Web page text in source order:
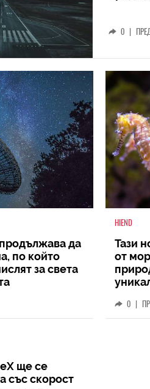
0 |
да
по който
за света
HIEND
Тази
от
0 |
ще се
със скорост